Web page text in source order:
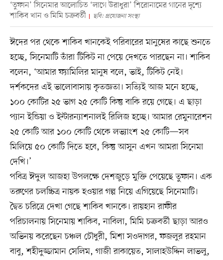
‘তুফান’ সিনেমার আলোচিত ‘লাগে উরাধুরা’ শিরোনামের গানের দৃশ্যে
শাকিব খান ও মিমি চক্রবর্তী
ছবি: প্রযোজনা সংস্থা
ঈদের পর থেকে শাকিব খানকেই পরিবারের মানুষের কাছে শুনতে
হচ্ছে, সিনেমাটি তাঁরা টিকিট না পেয়ে দেখতে পারছেন না। শাকিব
বলেন, ‘আমার ফ্যামিলির মানুষ বলে, ভাই, টিকিট নেই।
দর্শকদের এই ভালোবাসায় কৃতজ্ঞতা। সত্যিই আজ মনে হচ্ছে,
১০০ কোটির ২৫ ভাগ ২৫ কোটি কিন্তু বাকি রয়ে গেছে। এ ছাড়া
প্যান ইন্ডিয়া ও ইন্টারন্যাশনালই রিলিজ হচ্ছে। আমার রেমুনারেশন
২৫ কোটি আর ১০০ কোটি থেকে লভ্যাংশ ২৫ কোটি—সব
মিলিয়ে ৫০ কোটি দিতে হবে, কিন্তু আসুন এখন আমরা সিনেমা
দেখি।’
পবিত্র ঈদুল আজহা উপলক্ষে দেশজুড়ে মুক্তি পেয়েছে তুফান। এক
তরুণের চলচ্চিত্র নায়ক হওয়ার গল্প নিয়ে এগিয়েছে সিনেমাটি।
দ্বৈত চরিত্রে দেখা গেছে শাকিব খানকে। রায়হান রাফীর
পরিচালনায় সিনেমায় শাকিব, নাবিলা, মিমি চক্রবর্তী ছাড়া আরও
অভিনয় করেছেন চঞ্চল চৌধুরী, মিশা সওদাগর, ফজলুর রহমান
বাবু, শহীদুজ্জামান সেলিম, গাজী রাকায়েত, সালাহউদ্দিন লাভলু,